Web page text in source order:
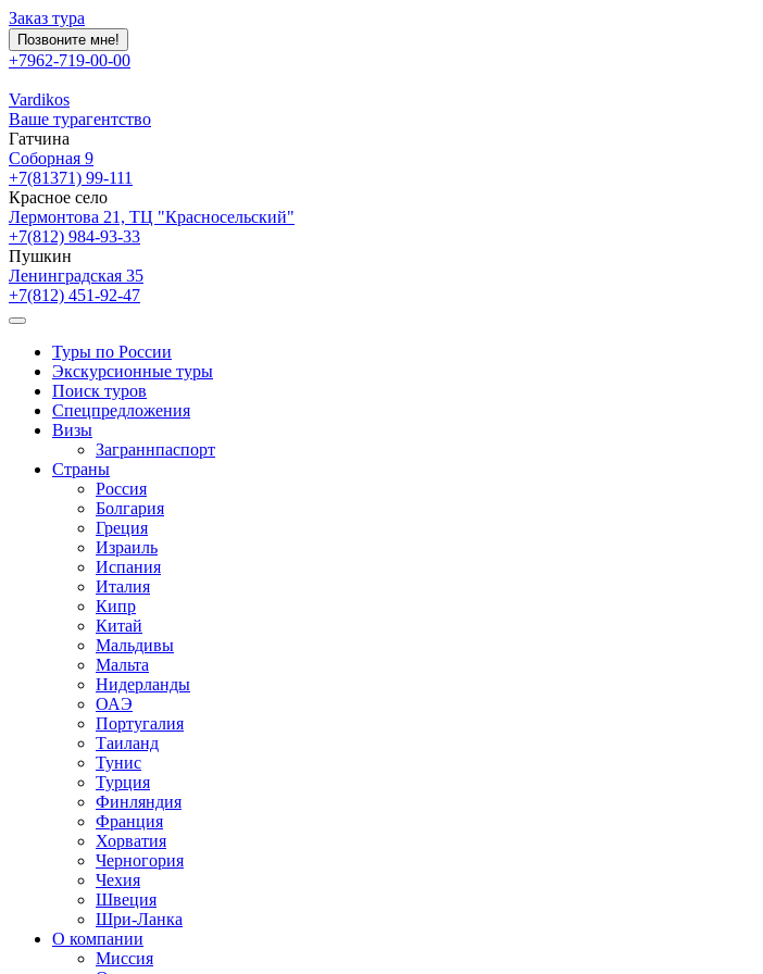
Заказ тура
Позвоните мне!
+7962-719-00-00
Vardikos
Ваше турагентство
Гатчина
Соборная 9
+7(81371) 99-111
Красное село
Лермонтова 21, ТЦ "Красносельский"
+7(812) 984-93-33
Пушкин
Ленинградская 35
+7(812) 451-92-47
Туры по России
Экскурсионные туры
Поиск туров
Спецпредложения
Визы
Заграннпаспорт
Страны
Россия
Болгария
Греция
Израиль
Испания
Италия
Кипр
Китай
Мальдивы
Мальта
Нидерланды
ОАЭ
Португалия
Таиланд
Тунис
Турция
Финляндия
Франция
Хорватия
Черногория
Чехия
Швеция
Шри-Ланка
О компании
Миссия